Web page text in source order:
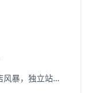
【2025年8月危与机】Temu再掀封店风暴，独立站才是跨境卖家的避险通道